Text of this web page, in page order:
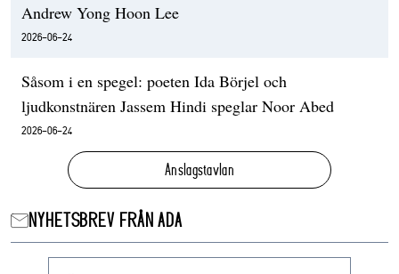
Andrew Yong Hoon Lee
2026-06-24
Såsom i en spegel: poeten Ida Börjel och
ljudkonstnären Jassem Hindi speglar Noor Abed
2026-06-24
Anslagstavlan
NYHETSBREV FRÅN ADA